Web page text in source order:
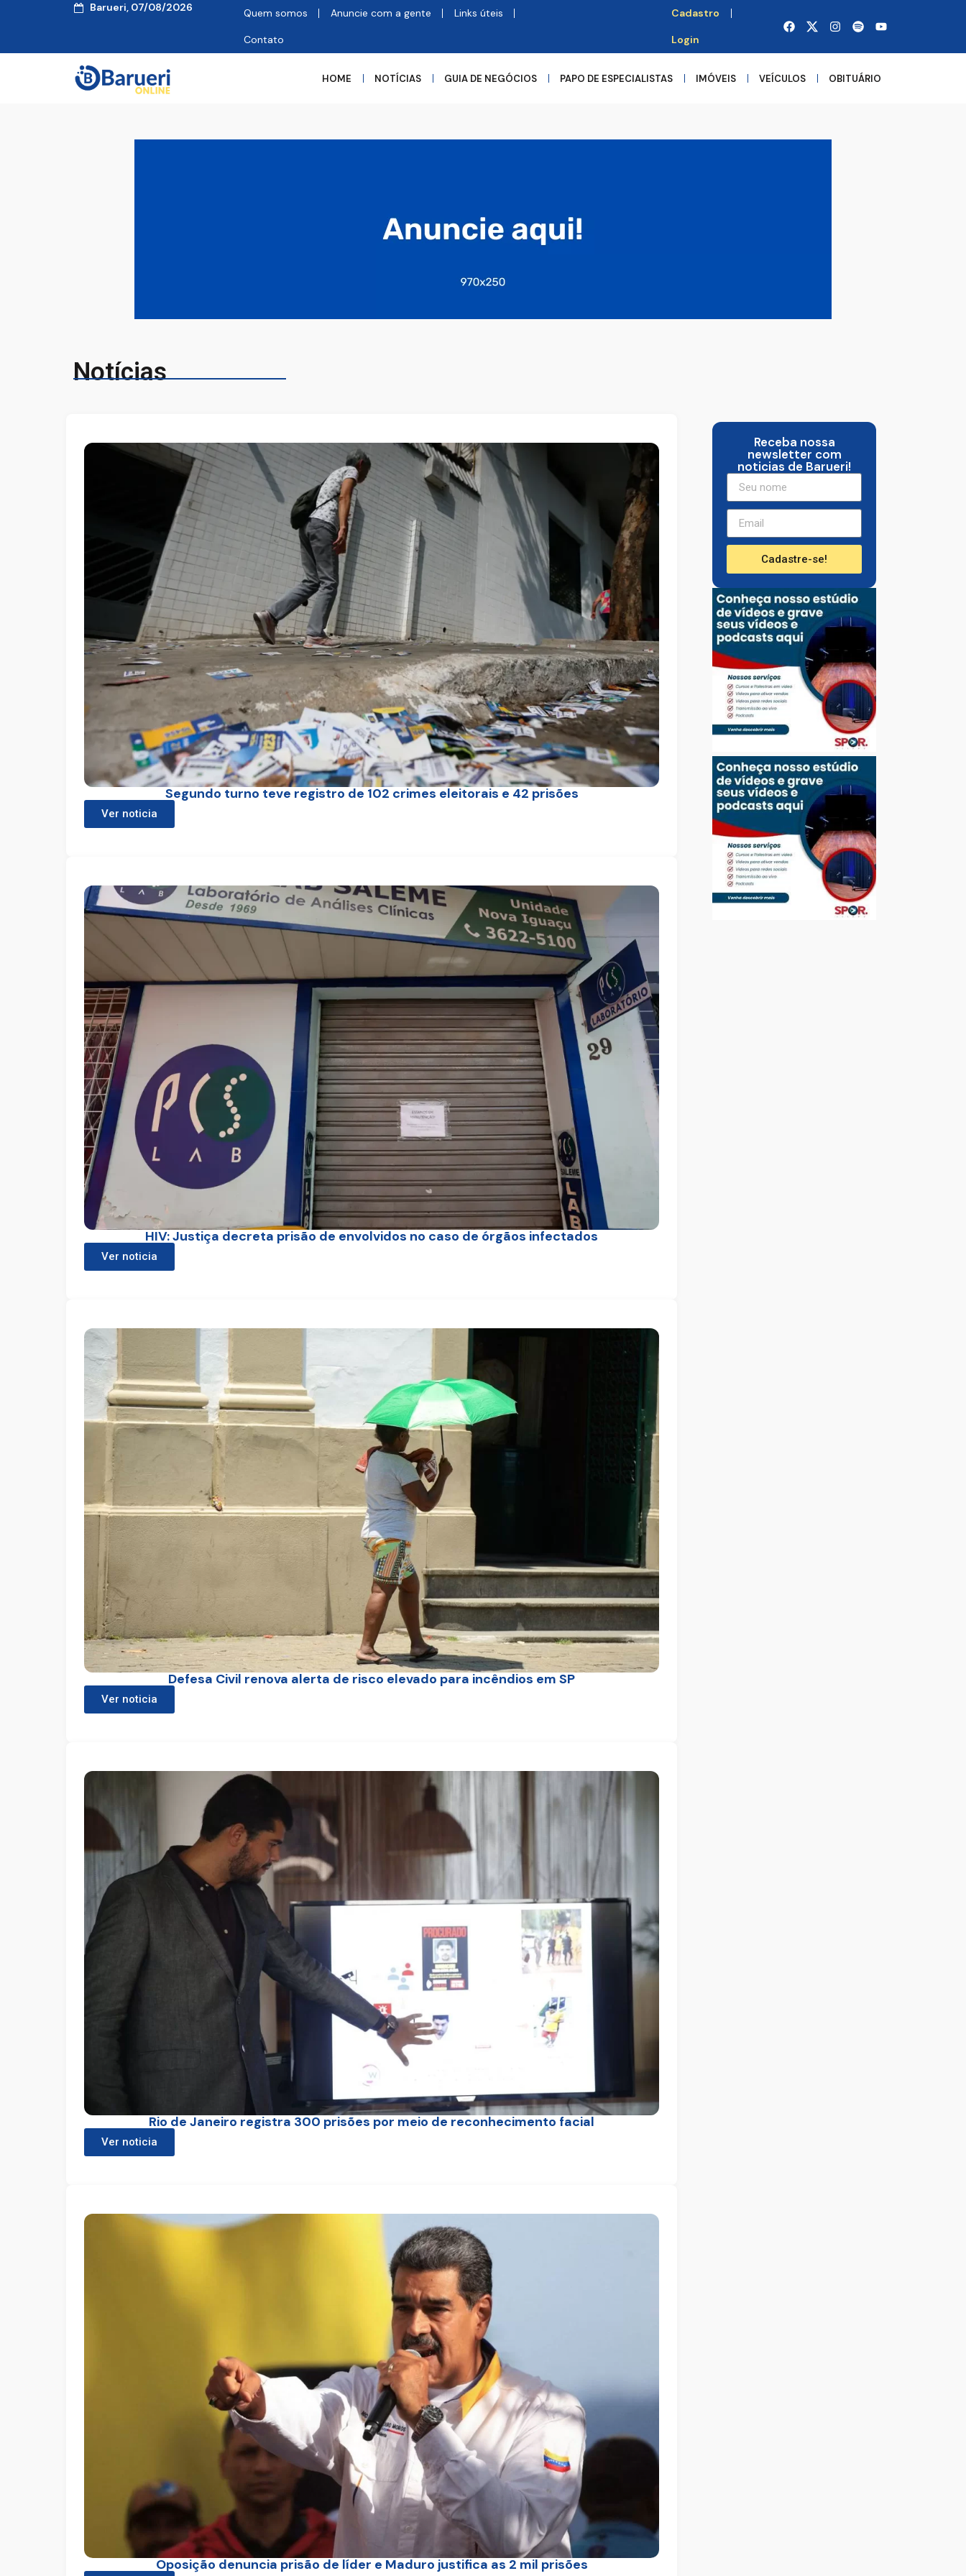
Barueri, 07/08/2026 Quem somos Anuncie com a gente Links úteis
Contato
Cadastro
Login
HOME NOTÍCIAS GUIA DE NEGÓCIOS PAPO DE ESPECIALISTAS IMÓVEIS VEÍCULOS OBITUÁRIO
Notícias
Segundo turno teve registro de 102 crimes eleitorais e 42 prisões
Ver noticia
HIV: Justiça decreta prisão de envolvidos no caso de órgãos infectados
Ver noticia
Defesa Civil renova alerta de risco elevado para incêndios em SP
Ver noticia
Rio de Janeiro registra 300 prisões por meio de reconhecimento facial
Ver noticia
Oposição denuncia prisão de líder e Maduro justifica as 2 mil prisões
Receba nossa
newsletter com
noticias de Barueri!
Cadastre-se!